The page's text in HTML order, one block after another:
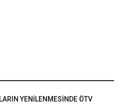
YENİLENMESİNDE ÖTV